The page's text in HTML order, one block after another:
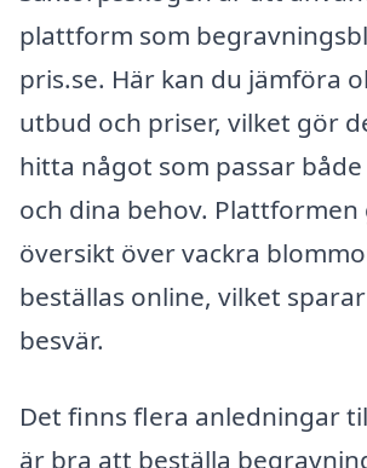
plattform som
pris.se. Här kan du jämföra
utbud och priser, vilket gör
hitta något som passar
och dina behov. Plattformen
översikt över vackra
beställas online, vilket
besvär.
Det finns flera anledningar
är bra att beställa